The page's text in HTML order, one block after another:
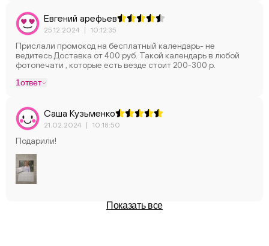
Евгений арефьев
25.12.2024 | 10:12:35
Прислали промокод на бесплатный календарь- не
ведитесь.Доставка от 400 руб. Такой календарь в любой
фотопечати , которые есть везде стоит 200-300 р.
1ответ
Саша Кузьменко
21.02.2024 | 10:18:50
Подарили!
Показать все